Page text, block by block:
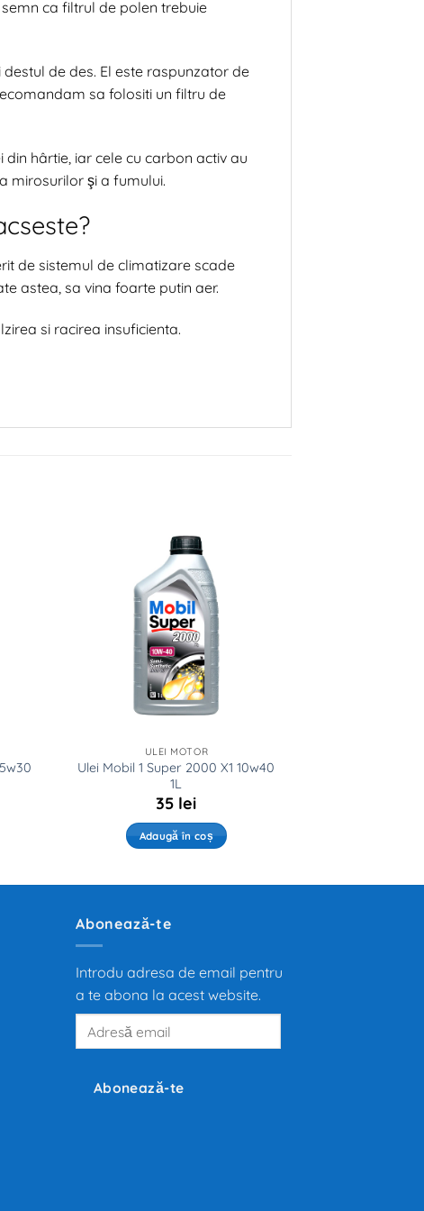
ca filtrul de polen trebuie
de des. El este raspunzator de
sa folositi un filtru de
hârtie, iar cele cu carbon activ au
mirosurilor şi a fumului.
de sistemul de climatizare scade
astea, sa vina foarte putin aer.
si racirea insuficienta.
ULEI MOTOR
Ulei Mobil 1 Super 2000 X1 10w40
1L
35 lei
Adaugă în coș
Abonează-te
Introdu adresa de email pentru
a te abona la acest website.
Adresă
Abonează-te